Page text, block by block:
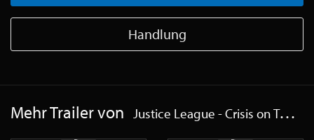
Handlung
Mehr Trailer von Justice League - Crisis on Two Earths